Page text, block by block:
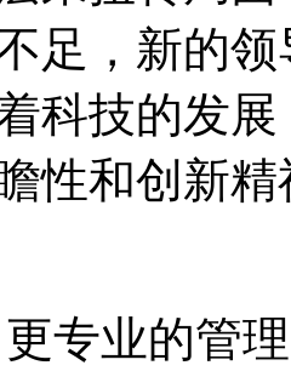
足，新的
科技的发
性和创新
专业的管